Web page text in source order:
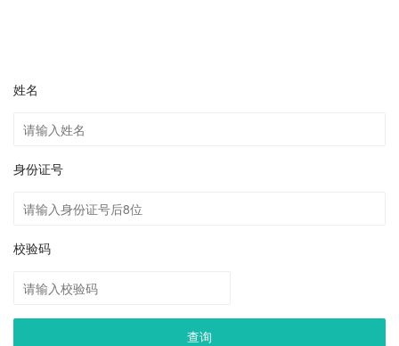
姓名
身份证号
校验码
查询